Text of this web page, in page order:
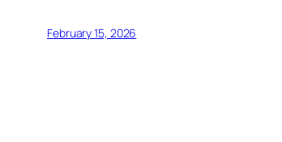
February 15, 2026